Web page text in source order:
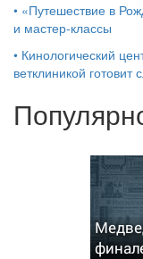
• «Путешествие в
и мастер‑классы
• Кинологический
ветклиникой